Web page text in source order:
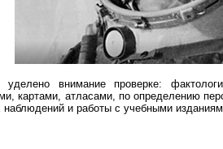
внимание проверке:
картами, атласами, по определению
наблюдений и работы с учебными